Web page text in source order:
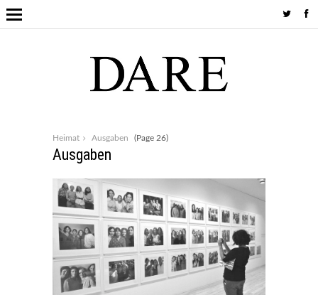
Heimat Ausgaben (Page 26)
Ausgaben